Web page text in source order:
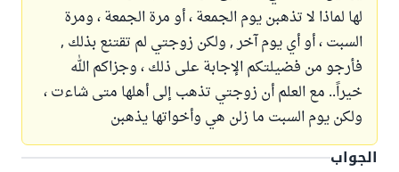
لها لماذا لا تذهبن يوم الجمعة ، أو مرة الجمعة ، ومرة
السبت ، أو أي يوم آخر , ولكن زوجتي لم تقتنع بذلك ,
فأرجو من فضيلتكم الإجابة على ذلك ، وجزاكم الله
خيراً.. مع العلم أن زوجتي تذهب إلى أهلها متى شاءت ،
ولكن يوم السبت ما زلن هي وأخواتها يذهبن
الجواب